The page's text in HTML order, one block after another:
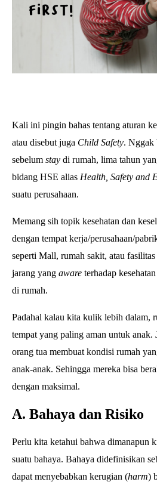
Kali ini pingin bahas tentang aturan
atau disebut juga Child Safety. Nggak
sebelum stay di rumah, lima tahun
bidang HSE alias Health, Safety and
suatu perusahaan.
Memang sih topik kesehatan dan
dengan tempat kerja/perusahaan/
seperti Mall, rumah sakit, atau
jarang yang aware terhadap
di rumah.
Padahal kalau kita kulik lebih dalam,
tempat yang paling aman untuk anak.
orang tua membuat kondisi rumah
anak-anak. Sehingga mereka bisa
dengan maksimal.
A. Bahaya dan Risiko
Perlu kita ketahui bahwa dimanapun
suatu bahaya. Bahaya didefinisikan
dapat menyebabkan kerugian (harm)